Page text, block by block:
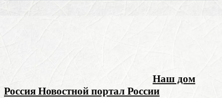
Наш дом
Россия Новостной портал России